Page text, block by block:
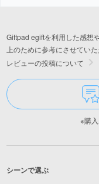
Giftpad egiftを利用した感想
上のために参考にさせていた
レビューの投稿について
※購
シーンで選ぶ